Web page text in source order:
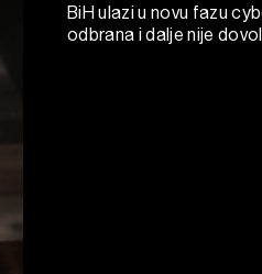
BiH ulazi u novu fazu
odbrana i dalje nije